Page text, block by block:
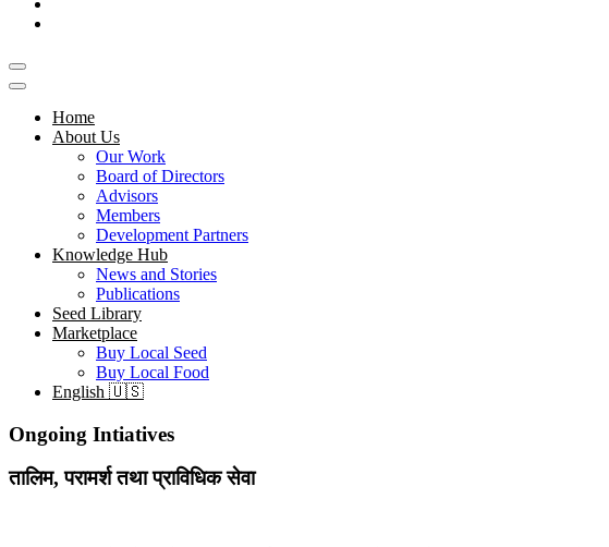
Home
About Us
Our Work
Board of Directors
Advisors
Members
Development Partners
Knowledge Hub
News and Stories
Publications
Seed Library
Marketplace
Buy Local Seed
Buy Local Food
English 🇺🇸
Ongoing Intiatives​
तालिम, परामर्श तथा प्राविधिक सेवा